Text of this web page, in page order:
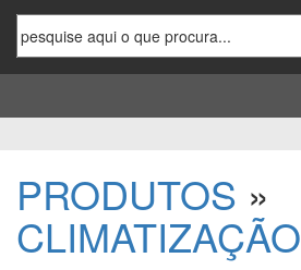
PRODUTOS »
CLIMATIZAÇÃO